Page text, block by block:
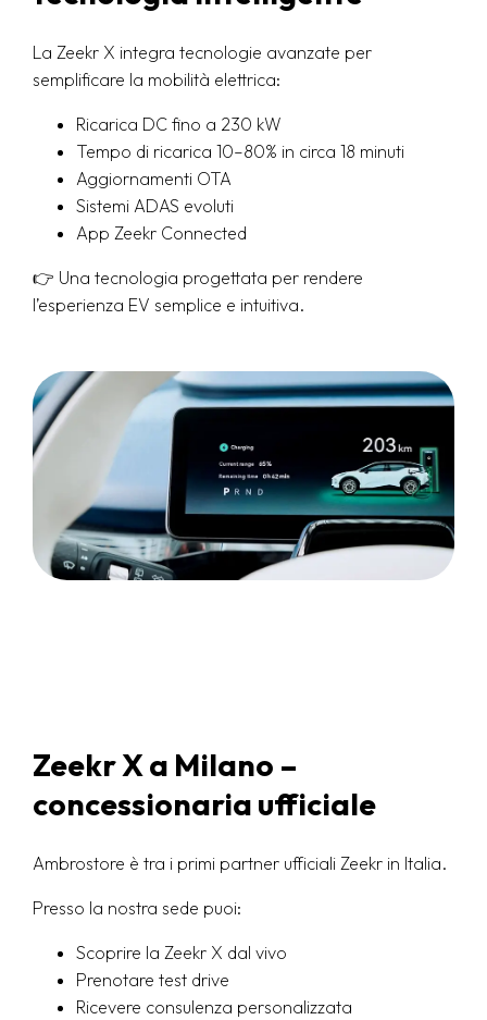
La Zeekr X integra tecnologie avanzate per
semplificare la mobilità elettrica:
Ricarica DC fino a 230 kW
Tempo di ricarica 10–80% in circa 18 minuti
Aggiornamenti OTA
Sistemi ADAS evoluti
App Zeekr Connected
👉 Una tecnologia progettata per rendere
l’esperienza EV semplice e intuitiva.
Zeekr X a Milano –
concessionaria ufficiale
Ambrostore è tra i primi partner ufficiali Zeekr in Italia.
Presso la nostra sede puoi:
Scoprire la Zeekr X dal vivo
Prenotare test drive
Ricevere consulenza personalizzata